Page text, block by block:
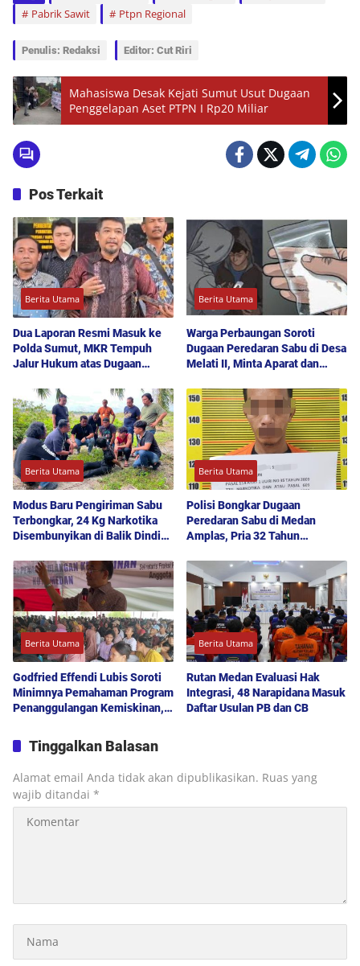
Pabrik Sawit
Ptpn Regional
Penulis: Redaksi Editor: Cut Riri
Mahasiswa Desak Kejati Sumut Usut Dugaan
Penggelapan Aset PTPN I Rp20 Miliar
Pos Terkait
Berita Utama
Dua Laporan Resmi Masuk ke
Polda Sumut, MKR Tempuh
Jalur Hukum atas Dugaan
Baik
Berita Utama
Warga Perbaungan Soroti
Dugaan Peredaran Sabu di Desa
Melati II, Minta Aparat dan
Berita Utama
Modus Baru Pengiriman Sabu
Terbongkar, 24 Kg Narkotika
Disembunyikan di Balik Dinding
Berita Utama
Polisi Bongkar Dugaan
Peredaran Sabu di Medan
Amplas, Pria 32 Tahun
Barang Bukti
Berita Utama
Godfried Effendi Lubis Soroti
Minimnya Pemahaman Program
Penanggulangan Kemiskinan,
Jadi Keluhan Warga Medan
Denai
Berita Utama
Rutan Medan Evaluasi Hak
Integrasi, 48 Narapidana Masuk
Daftar Usulan PB dan CB
Tinggalkan Balasan
Alamat email Anda tidak akan dipublikasikan. Ruas yang
wajib ditandai *